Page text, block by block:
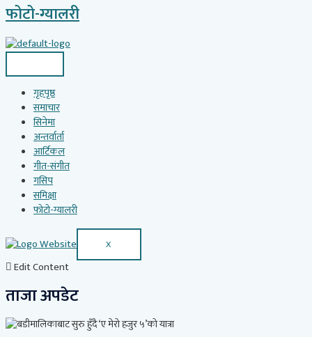
फोटो-ग्यालरी
गृहपृष्ठ
समाचार
सिनेमा
अन्तर्वार्ता
आर्टिकल
गीत-संगीत
गसिप
समिक्षा
फोटो-ग्यालरी
X
Edit Content
ताजा अपडेट